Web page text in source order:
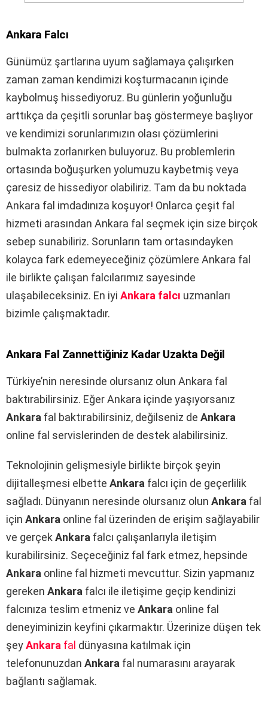
Ankara Falcı
Günümüz şartlarına uyum sağlamaya çalışırken
zaman zaman kendimizi koşturmacanın içinde
kaybolmuş hissediyoruz. Bu günlerin yoğunluğu
arttıkça da çeşitli sorunlar baş göstermeye başlıyor
ve kendimizi sorunlarımızın olası çözümlerini
bulmakta zorlanırken buluyoruz. Bu problemlerin
ortasında boğuşurken yolumuzu kaybetmiş veya
çaresiz de hissediyor olabiliriz. Tam da bu noktada
Ankara fal imdadınıza koşuyor! Onlarca çeşit fal
hizmeti arasından Ankara fal seçmek için size birçok
sebep sunabiliriz. Sorunların tam ortasındayken
kolayca fark edemeyeceğiniz çözümlere Ankara fal
ile birlikte çalışan falcılarımız sayesinde
ulaşabileceksiniz. En iyi Ankara falcı uzmanları
bizimle çalışmaktadır.
Ankara Fal Zannettiğiniz Kadar Uzakta Değil
Türkiye’nin neresinde olursanız olun Ankara fal
baktırabilirsiniz. Eğer Ankara içinde yaşıyorsanız
Ankara fal baktırabilirsiniz, değilseniz de Ankara
online fal servislerinden de destek alabilirsiniz.
Teknolojinin gelişmesiyle birlikte birçok şeyin
dijitalleşmesi elbette Ankara falcı için de geçerlilik
sağladı. Dünyanın neresinde olursanız olun Ankara fal
için Ankara online fal üzerinden de erişim sağlayabilir
ve gerçekAnkara falcı çalışanlarıyla iletişim
kurabilirsiniz. Seçeceğiniz fal fark etmez, hepsinde
Ankara online fal hizmeti mevcuttur. Sizin yapmanız
gereken Ankara falcı ile iletişime geçip kendinizi
falcınıza teslim etmeniz ve Ankara online fal
deneyiminizin keyfini çıkarmaktır. Üzerinize düşen tek
şeyAnkara fal dünyasına katılmak için
telefonunuzdan Ankara fal numarasını arayarak
bağlantı sağlamak.